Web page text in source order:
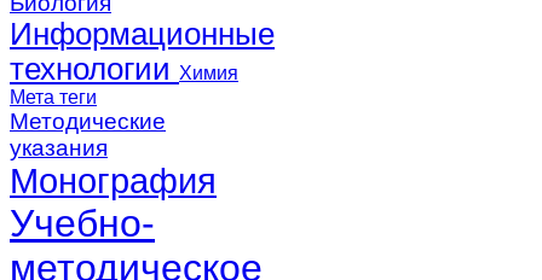
Информационные
технологии Химия
Мета теги
Методические
указания
Монография
Учебно-
методическое